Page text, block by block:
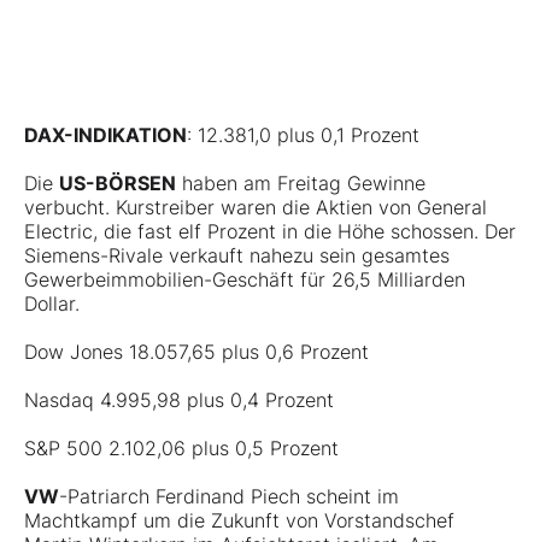
DAX-INDIKATION: 12.381,0 plus 0,1 Prozent
Die US-BÖRSEN haben am Freitag Gewinne
verbucht. Kurstreiber waren die Aktien von General
Electric, die fast elf Prozent in die Höhe schossen. Der
Siemens-Rivale verkauft nahezu sein gesamtes
Gewerbeimmobilien-Geschäft für 26,5 Milliarden
Dollar.
Dow Jones 18.057,65 plus 0,6 Prozent
Nasdaq 4.995,98 plus 0,4 Prozent
S&P 500 2.102,06 plus 0,5 Prozent
VW-Patriarch Ferdinand Piech scheint im
Machtkampf um die Zukunft von Vorstandschef